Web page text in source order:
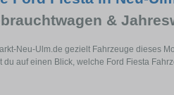
&
Neu-Ulm.de gezielt Fahrzeuge dieses
du auf einen Blick, welche Ford Fiesta